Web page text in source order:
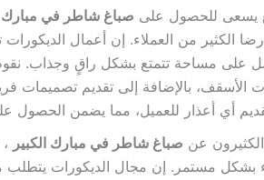
يسعى للحصول على صباغ شاطر في مبارك
الكثير من العملاء. إن أعمال
على مساحة تتمتع بشكل راقٍ وجذاب. نقوم
الأسقف، بالإضافة إلى تقديم تصميمات
أي أعذار للعميل، مما يضمن الحصول
عن صباغ شاطر في مبارك الكبير
بشكل مستمر. إن مجال الديكورات